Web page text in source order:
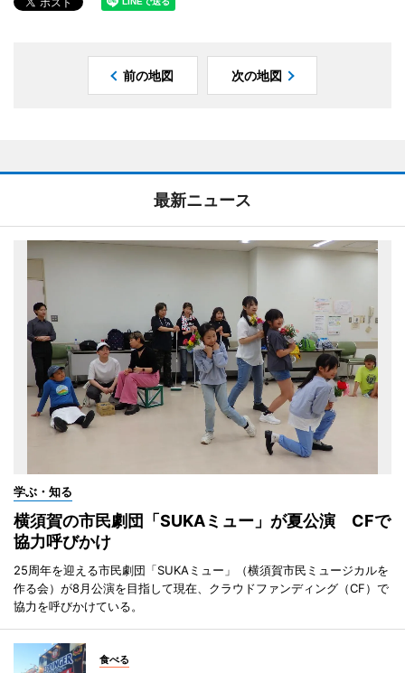
前の地図 次の地図
最新ニュース
学ぶ・知る
横須賀の市民劇団「SUKAミュー」が夏公演 CFで
協力呼びかけ
25周年を迎える市民劇団「SUKAミュー」（横須賀市民ミュージカルを
作る会）が8月公演を目指して現在、クラウドファンディング（CF）で
協力を呼びかけている。
食べる